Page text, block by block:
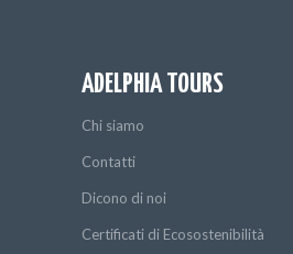
ADELPHIA TOURS
Chi siamo
Contatti
Dicono di noi
Certificati di Ecosostenibilità